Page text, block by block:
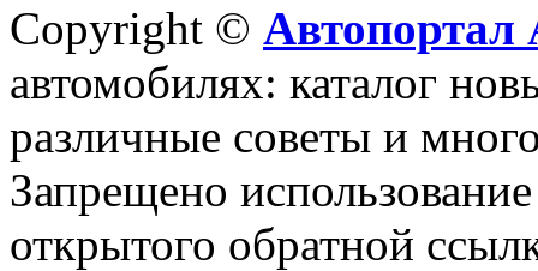
Copyright © Автопортал
автомобилях: каталог
различные советы и
Запрещено
открытого обратной